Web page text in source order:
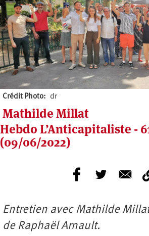
Crédit Photo dr
Mathilde Millat
Hebdo L’Anticapitaliste -
(09/06/2022)
Entretien avec Mathilde
de Raphaël Arnault.